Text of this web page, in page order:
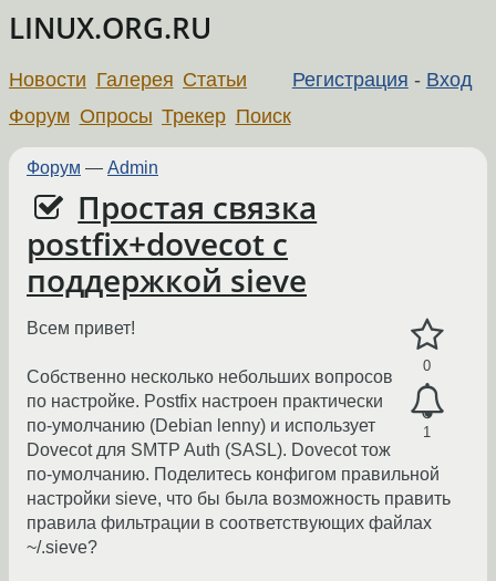
LINUX.ORG.RU
Регистрация - Вход
Новости Галерея Статьи
Форум Опросы Трекер Поиск
Форум — Admin
Простая связка
postfix+dovecot с
поддержкой sieve
0
1
Всем привет!
Собственно несколько небольших вопросов
по настройке. Postfix настроен практически
по-умолчанию (Debian lenny) и использует
Dovecot для SMTP Auth (SASL). Dovecot тож
по-умолчанию. Поделитесь конфигом правильной
настройки sieve, что бы была возможность править
правила фильтрации в соответствующих файлах
~/.sieve?